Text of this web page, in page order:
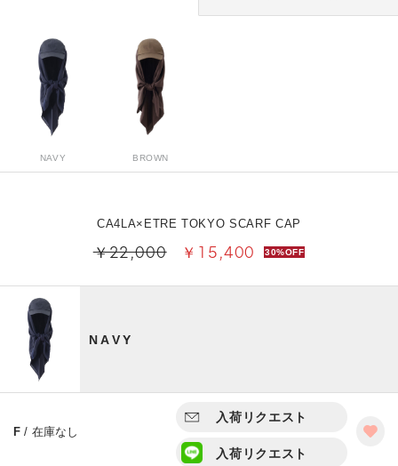
NAVY BROWN
CA4LA×ETRE TOKYO SCARF CAP
￥22,000 ￥15,400 30%OFF
NAVY
F / 在庫なし
入荷リクエスト
入荷リクエスト